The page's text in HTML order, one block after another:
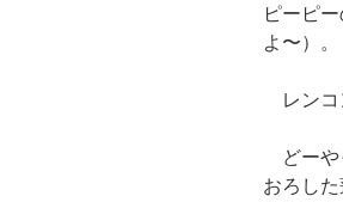
ピーピ
よ〜）。
レンコ
どーや
おろし